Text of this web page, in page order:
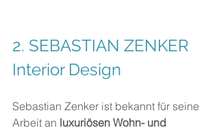
2. SEBASTIAN ZENKER
Interior Design
Sebastian Zenker ist bekannt für seine
Arbeit an luxuriösen Wohn- und